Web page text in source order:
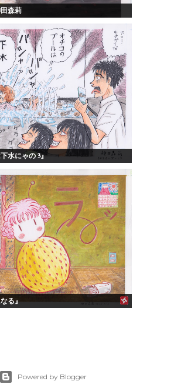
森莉
水にゃの 3』
る』
Powered by Blogger